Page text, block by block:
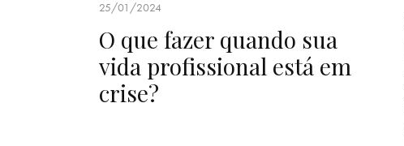
25/01/2024
O que fazer quando sua
vida profissional está em
crise?